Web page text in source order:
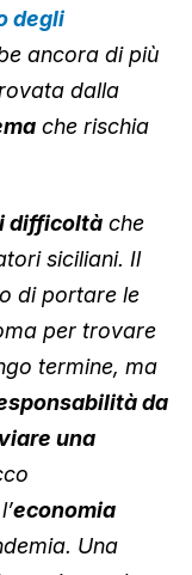
degli
ancora di più
dalla
che rischia
difficoltà che
siciliani. Il
di portare le
per trovare
termine, ma
da
una
economia
Una